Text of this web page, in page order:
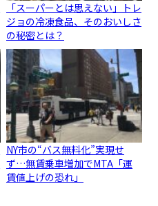
「スーパーとは思えない」トレ
ジョの冷凍食品、そのおいしさ
の秘密とは？
NY市の“バス無料化”実現せ
ず…無賃乗車増加でMTA「運
賃値上げの恐れ」